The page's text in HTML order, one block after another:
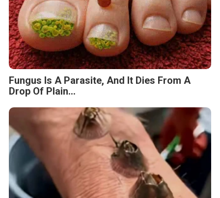
Fungus Is A Parasite, And It Dies From A
Drop Of Plain...